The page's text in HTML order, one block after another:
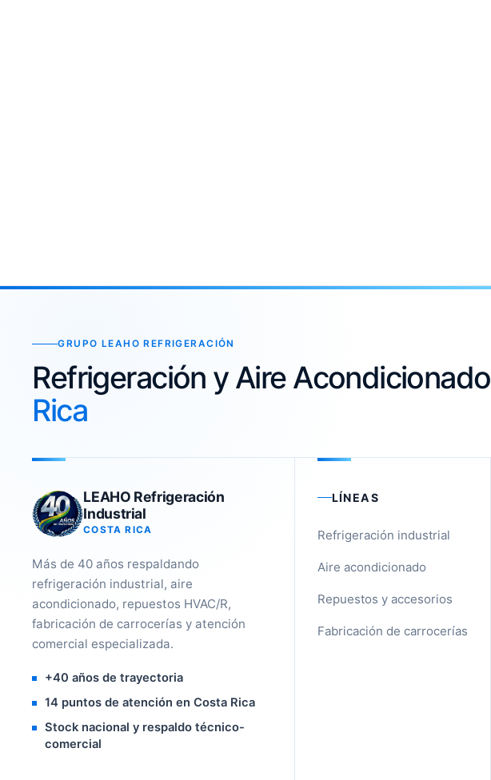
GRUPO LEAHO REFRIGERACIÓN
Refrigeración y Aire Acondicionado
Rica
LEAHO Refrigeración
Industrial
COSTA RICA
Más de 40 años respaldando
refrigeración industrial, aire
acondicionado, repuestos HVAC/R,
fabricación de carrocerías y atención
comercial especializada.
+40 años de trayectoria
14 puntos de atención en Costa Rica
Stock nacional y respaldo técnico-
comercial
LÍNEAS
Refrigeración industrial
Aire acondicionado
Repuestos y accesorios
Fabricación de carrocerías